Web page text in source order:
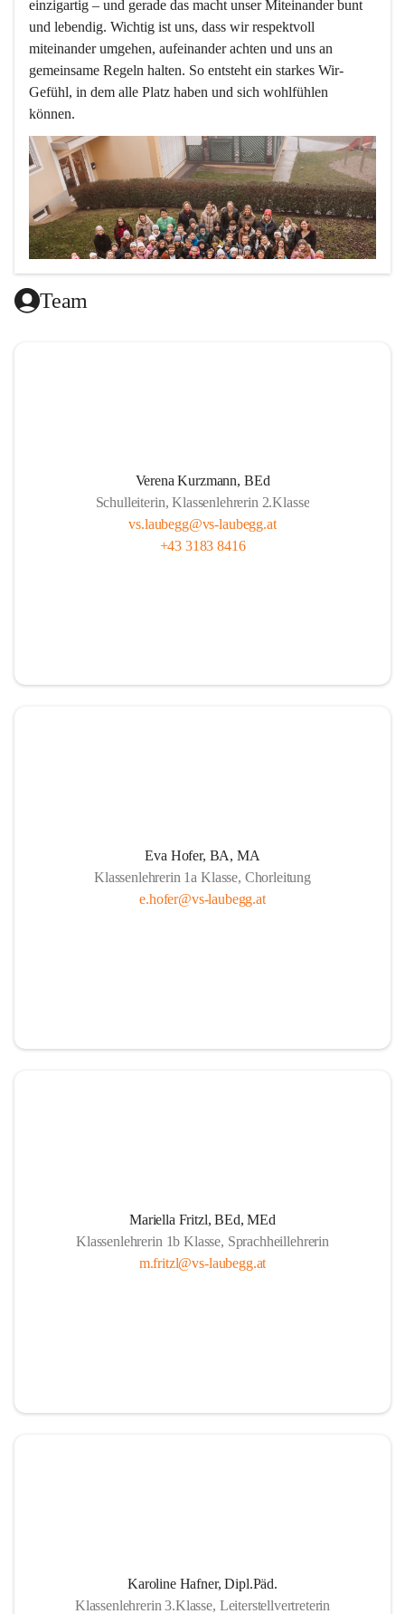
einzigartig – und gerade das macht unser Miteinander bunt
und lebendig. Wichtig ist uns, dass wir respektvoll
miteinander umgehen, aufeinander achten und uns an
gemeinsame Regeln halten. So entsteht ein starkes Wir-
Gefühl, in dem alle Platz haben und sich wohlfühlen
können.
nterricht bunt, mit Herz und mit Sinn,
ücher und Pausen – das gehört hier hin.
ntdecken, forschen, neugierig sein,
Team
Verena Kurzmann, BEd
Schulleiterin, Klassenlehrerin 2.Klasse
vs.laubegg@vs-laubegg.at
+43 3183 8416
Eva Hofer, BA, MA
Klassenlehrerin 1a Klasse, Chorleitung
e.hofer@vs-laubegg.at
Mariella Fritzl, BEd, MEd
Klassenlehrerin 1b Klasse, Sprachheillehrerin
m.fritzl@vs-laubegg.at
Karoline Hafner, Dipl.Päd.
Klassenlehrerin 3.Klasse, Leiterstellvertreterin